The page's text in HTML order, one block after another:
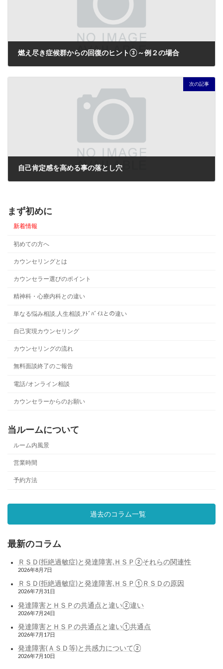
燃え尽き症候群からの回復のヒント③～例２の場合
次の記事
自己肯定感を高める事の落とし穴
まず初めに
新着情報
初めての方へ
カウンセリングとは
カウンセラー選びのポイント
精神科・心療内科との違い
単なる悩み相談,人生相談,ｱﾄﾞﾊﾞｲｽとの違い
自己実現カウンセリング
カウンセリングの流れ
無料面談終了のご報告
電話/オンライン相談
カウンセラーからのお願い
当ルームについて
ルーム内風景
営業時間
予約方法
過去のコラム一覧
最新のコラム
ＲＳＤ(拒絶過敏症)と発達障害,ＨＳＰ②それらの関連性
2026年8月7日
ＲＳＤ(拒絶過敏症)と発達障害,ＨＳＰ①ＲＳＤの原因
2026年7月31日
発達障害とＨＳＰの共通点と違い②違い
2026年7月24日
発達障害とＨＳＰの共通点と違い①共通点
2026年7月17日
発達障害(ＡＳＤ等)と共感力について②
2026年7月10日